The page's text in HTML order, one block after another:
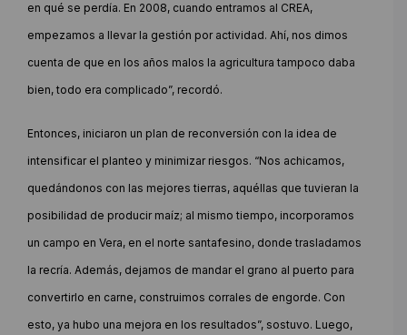
en qué se perdía. En 2008, cuando entramos al CREA,
empezamos a llevar la gestión por actividad. Ahí, nos dimos
cuenta de que en los años malos la agricultura tampoco daba
bien, todo era complicado”, recordó.
Entonces, iniciaron un plan de reconversión con la idea de
intensificar el planteo y minimizar riesgos. “Nos achicamos,
quedándonos con las mejores tierras, aquéllas que tuvieran la
posibilidad de producir maíz; al mismo tiempo, incorporamos
un campo en Vera, en el norte santafesino, donde trasladamos
la recría. Además, dejamos de mandar el grano al puerto para
convertirlo en carne, construimos corrales de engorde. Con
esto, ya hubo una mejora en los resultados”, sostuvo. Luego,